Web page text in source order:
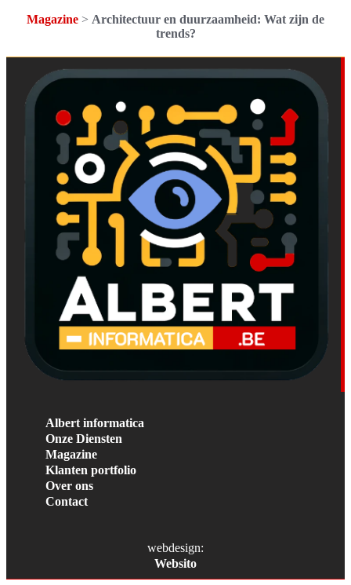
Magazine > Architectuur en duurzaamheid: Wat zijn de
trends?
Albert informatica
Onze Diensten
Magazine
Klanten portfolio
Over ons
Contact
webdesign:
Websito